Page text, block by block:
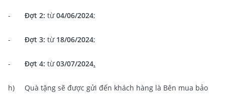
- Đợt 2: từ04/06/2024;
- Đợt 3: từ 18/06/2024;
- Đợt 4: từ03/07/2024.
h) Quà tặng sẽ được gửi đến khách hàng là Bên mua bảo